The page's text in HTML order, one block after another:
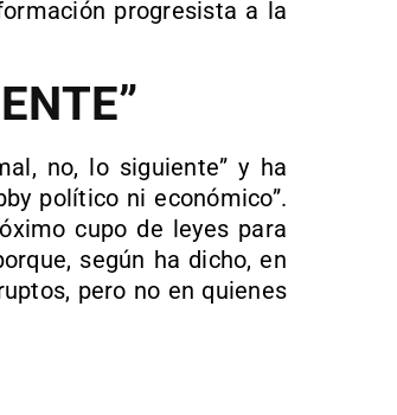
progresista a la
no, lo siguiente” y ha
político ni económico”.
cupo de leyes para
según ha dicho, en
pero no en quienes